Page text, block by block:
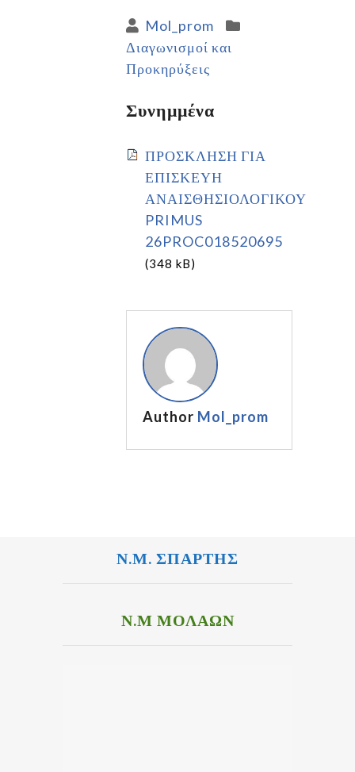
Mol_prom
Διαγωνισμοί και
Προκηρύξεις
Συνημμένα
ΠΡΟΣΚΛΗΣΗ ΓΙΑ
ΕΠΙΣΚΕΥΗ
ΑΝΑΙΣΘΗΣΙΟΛΟΓΙΚΟΥ
PRIMUS
26PROC018520695
(348 kB)
Author Mol_prom
Ν.Μ. ΣΠΑΡΤΗΣ
Ν.Μ ΜΟΛΑΩΝ